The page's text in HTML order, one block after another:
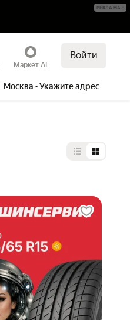
Маркет AI
Войти
Москва • Укажите адрес
РЕКЛАМА
Выбор типа